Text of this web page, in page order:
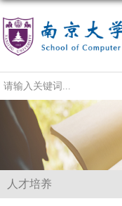
人才培养